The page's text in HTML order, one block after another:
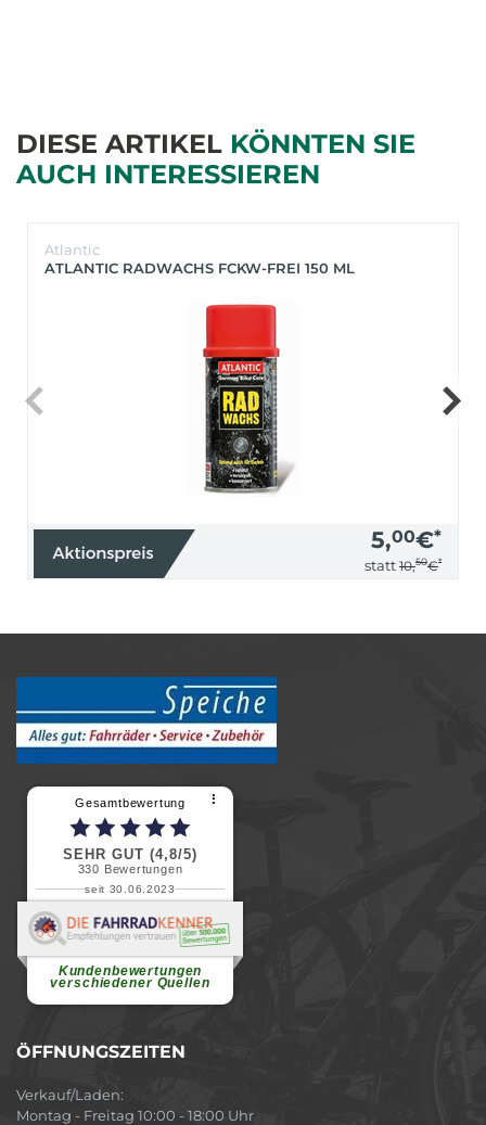
DIESE ARTIKEL KÖNNTEN SIE
AUCH INTERESSIEREN
Atlantic
ATLANTIC RADWACHS FCKW-FREI 150 ML
5,00€*
statt 10,50€*
Gesamtbewertung ⠇
SEHR GUT (4,8/5)
330 Bewertungen
seit 30.06.2023
Kundenbewertungen
verschiedener Quellen
Renate H.
Vielen Dank für ein herzliches
ÖFFNUNGSZEITEN
Verkauf/Laden:
Montag - Freitag 10:00 - 18:00 Uhr